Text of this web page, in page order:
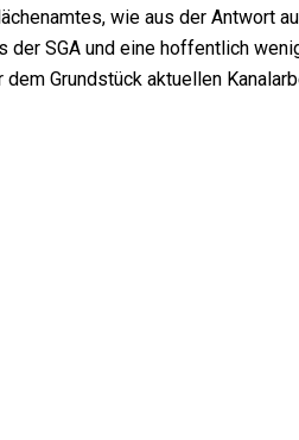
wie aus der
der SGA und eine hoffentlich
Grundstück aktuellen